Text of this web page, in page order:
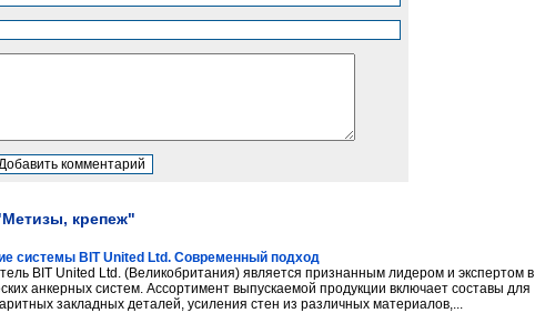
крепеж"
системы BIT United Ltd. Современный подход
BIT United Ltd. (Великобритания) является признанным лидером и экспертом в
анкерных систем. Ассортимент выпускаемой продукции включает составы для
закладных деталей, усиления стен из различных материалов,...